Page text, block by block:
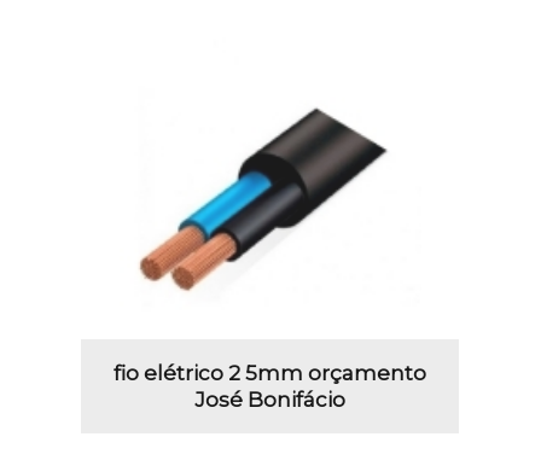
fio elétrico 2 5mm orçamento
José Bonifácio